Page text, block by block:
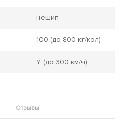
нешип
100 (до 800 кг/кол)
Y (до 300 км/ч)
Отзывы